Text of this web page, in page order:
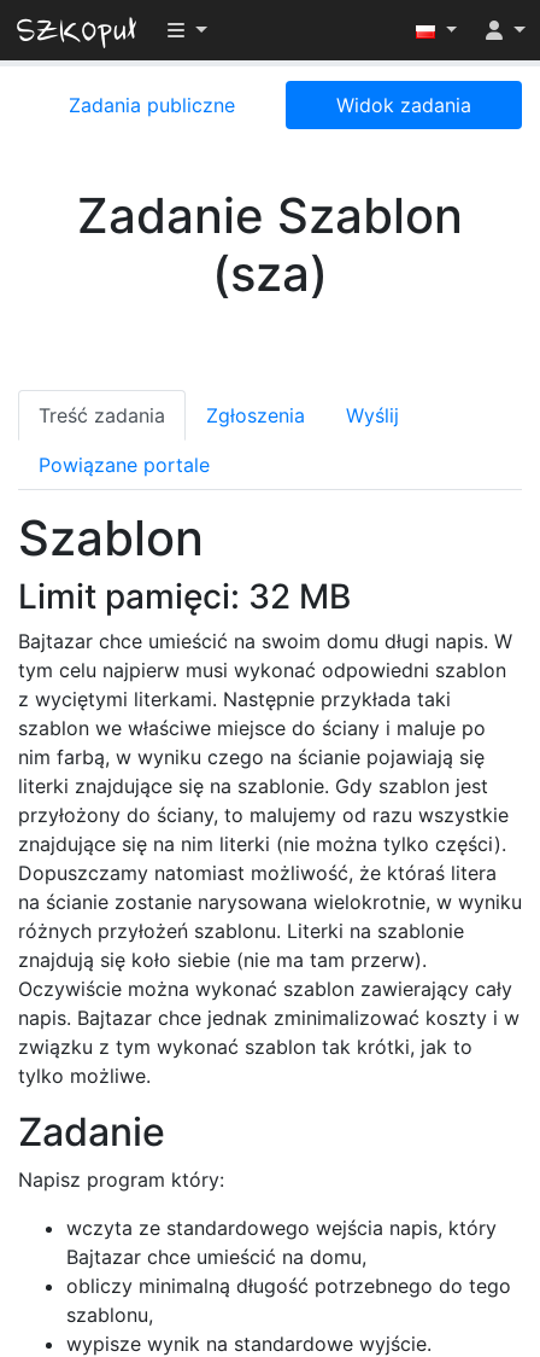
Przełącz widoczność menu
Zadania publiczne Widok zadania
Zadanie Szablon
(sza)
Treść zadania Zgłoszenia Wyślij
Powiązane portale
Szablon
Limit pamięci: 32 MB
Bajtazar chce umieścić na swoim domu długi napis. W
tym celu najpierw musi wykonać odpowiedni szablon
z wyciętymi literkami. Następnie przykłada taki
szablon we właściwe miejsce do ściany i maluje po
nim farbą, w wyniku czego na ścianie pojawiają się
literki znajdujące się na szablonie. Gdy szablon jest
przyłożony do ściany, to malujemy od razu wszystkie
znajdujące się na nim literki (nie można tylko części).
Dopuszczamy natomiast możliwość, że któraś litera
na ścianie zostanie narysowana wielokrotnie, w wyniku
różnych przyłożeń szablonu. Literki na szablonie
znajdują się koło siebie (nie ma tam przerw).
Oczywiście można wykonać szablon zawierający cały
napis. Bajtazar chce jednak zminimalizować koszty i w
związku z tym wykonać szablon tak krótki, jak to
tylko możliwe.
Zadanie
Napisz program który:
wczyta ze standardowego wejścia napis, który
Bajtazar chce umieścić na domu,
obliczy minimalną długość potrzebnego do tego
szablonu,
wypisze wynik na standardowe wyjście.